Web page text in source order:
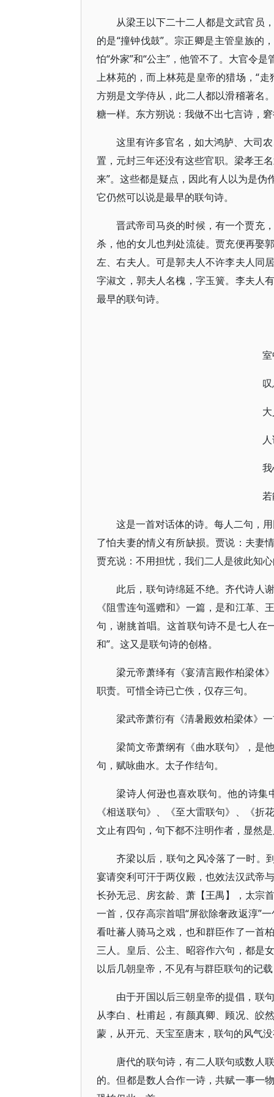
从梁王以下二十二人都是文武官员
的是“撞钟伐鼓”。宗正卿是主管皇族的
怕“外家”和“公主”，他管不了。大官令
上林苑的，而上林苑是皇帝的猎场，“
方朔是文学侍从，此二人都以滑稽著名
糖一样。东方朔说：我做不出七言诗，
这里有许多官名，如大鸿胪、大司
置，元封三年还没有这些官职。梁孝王
来”。这些都是疑点，因此有人以为是
它仍然可以说是最早的联句诗。
晋武帝司马炎的时候，有一个贾充
杀，他的女儿也判处流徒。贾充便再娶
左、右夫人。可是郭夫人不许李夫人同
字淑文，郭夫人名槐，字玉簧。李夫人
最早的联句诗。
这是一首对话体的诗。每人二句，
了怕夫妻的情义有所缺损。贾说：夫妻
贾充说：不用担忧，我们二人是彼此知
此后，联句诗绵延不绝。齐代诗人
《阻雪连句遥赠和》一篇，是和江革
句，谢朓首唱。这首联句诗不是七人在
和”。这又是联句诗的创格。
梁元帝萧绎有《宴清言殿作柏梁体
职责。可惜全诗已亡佚，仅存三句。
梁武帝萧衍有《清暑殿效柏梁体》
梁简文帝萧纲有《曲水联句》，是
句，赋咏曲水。太子作结句。
梁诗人何逊也喜欢联句。他的诗
《相送联句》、《至大雷联句》、《
文止有四句，句下都不注明作者，显然
齐梁以后，联句之风冷落了一时。
宴请突利可汗于两仪殿，也效法汉武帝
长孙无忌、房玄龄、萧【王禺】，太宗
一首，仅存高宗首唱“屏欲除奢政返淳”
看吐蕃人骑马之戏，也和群臣作了一首
三人。皇后、公主、昭容作六句，都是
以后几朝皇帝，不见有与群臣联句的记
由于开国以后三朝皇帝的提倡，联
从李白、杜甫起，有颜真卿、顾况、皎
蒙，从开元、天宝至唐末，联句的风气
唐代的联句诗，有二人联句或数人
的。但都是数人合作一诗，共赋一事一